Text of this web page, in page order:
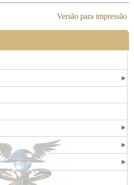
Versão para impressão